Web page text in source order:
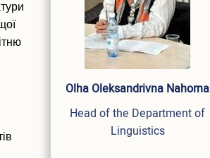
Olha Oleksandrivna Nahorna
Head of the Department of
Linguistics